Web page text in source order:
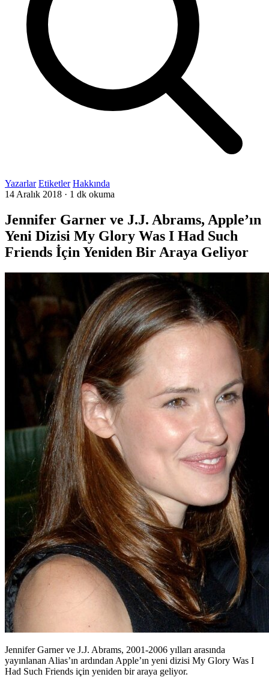
Yazarlar Etiketler Hakkında
14 Aralık 2018 · 1 dk okuma
Jennifer Garner ve J.J. Abrams, Apple’ın
Yeni Dizisi My Glory Was I Had Such
Friends İçin Yeniden Bir Araya Geliyor
Jennifer Garner ve J.J. Abrams, 2001-2006 yılları arasında
yayınlanan Alias’ın ardından Apple’ın yeni dizisi My Glory Was I
Had Such Friends için yeniden bir araya geliyor.